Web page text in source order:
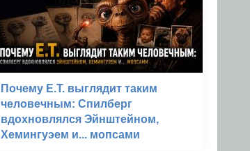
Почему E.T. выглядит таким
человечным: Спилберг
вдохновлялся Эйнштейном,
Хемингуэем и... мопсами